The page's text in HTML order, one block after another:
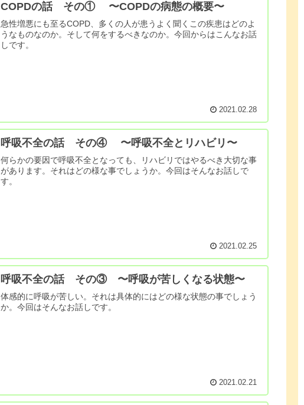
COPDの話 その① 〜COPDの病態の概要〜
急性増悪にも至るCOPD、多くの人が患うよく聞くこの疾患はどのよ
うなものなのか。そして何をするべきなのか。今回からはこんなお話
しです。
2021.02.28
呼吸不全の話 その④ 〜呼吸不全とリハビリ〜
何らかの要因で呼吸不全となっても、リハビリではやるべき大切な事
があります。それはどの様な事でしょうか。今回はそんなお話しで
す。
2021.02.25
呼吸不全の話 その③ 〜呼吸が苦しくなる状態〜
体感的に呼吸が苦しい。それは具体的にはどの様な状態の事でしょう
か。今回はそんなお話しです。
2021.02.21